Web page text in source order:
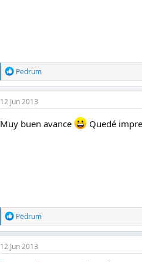
R
e
a
c
c
o
Pedrum
12 Jun 2013
Muy buen avance Quedé
R
e
a
c
c
Pedrum
12 Jun 2013